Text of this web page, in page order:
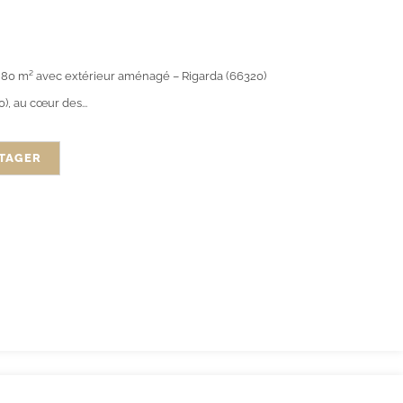
m² avec extérieur aménagé – Rigarda (66320)
au cœur des...